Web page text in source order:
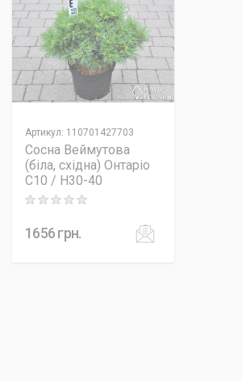
Артикул: 110701427703
Сосна Веймутова
(біла, східна) Онтаріо
C10 / H30-40
Rating: 0 out of 5
1656грн.